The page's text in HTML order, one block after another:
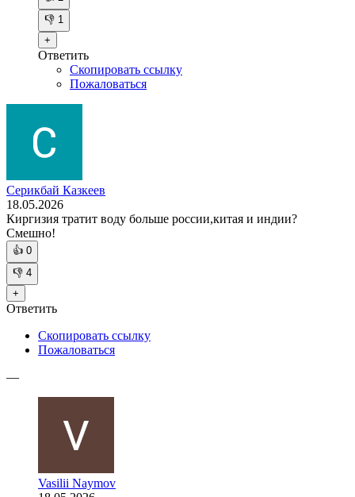
👎 1
+
Ответить
Скопировать ссылку
Пожаловаться
Серикбай Казкеев
18.05.2026
Киргизия тратит воду больше россии,китая и индии?
Смешно!
👍 0
👎 4
+
Ответить
Скопировать ссылку
Пожаловаться
—
Vasilii Naymov